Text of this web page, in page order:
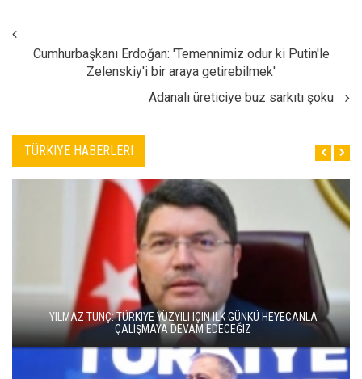
Cumhurbaşkanı Erdoğan: 'Temennimiz odur ki Putin'le
Zelenskiy'i bir araya getirebilmek'
Adanalı üreticiye buz sarkıtı şoku
TÜRKIYE HABERLERI
YILMAZ TUNÇ: TÜRKIYE YÜZYILI IÇIN ILK GÜNKÜ HEYECANLA
ÇALIŞMAYA DEVAM EDECEĞIZ